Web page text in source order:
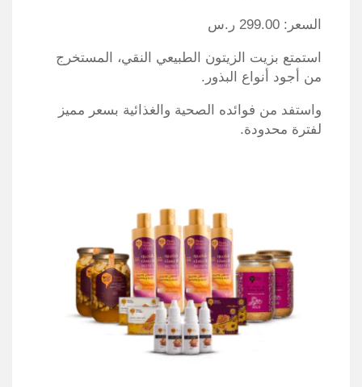
السعر: 299.00 ر.س
استمتع بزيت الزيتون الطبيعي النقي، المستخرج
من أجود أنواع البذور.
واستفد من فوائده الصحية والغذائية بسعر مميز
لفترة محدودة.